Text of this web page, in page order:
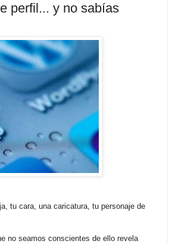
perfil... y no sabías
tu cara, una caricatura, tu personaje de
no seamos conscientes de ello revela